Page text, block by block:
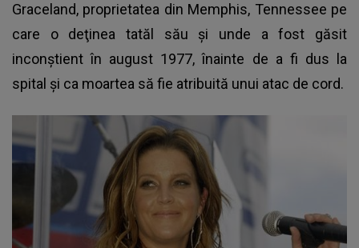
Graceland, proprietatea din Memphis, Tennessee pe
care o deţinea tatăl său şi unde a fost găsit
inconştient în august 1977, înainte de a fi dus la
spital şi ca moartea să fie atribuită unui atac de cord.